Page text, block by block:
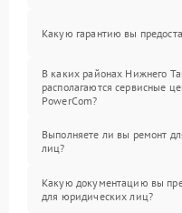
Какую гарантию вы
В каких районах Нижнего
располагаются сервисные
PowerCom?
Выполняете ли вы ремонт
лиц?
Какую документацию вы
для юридических лиц?